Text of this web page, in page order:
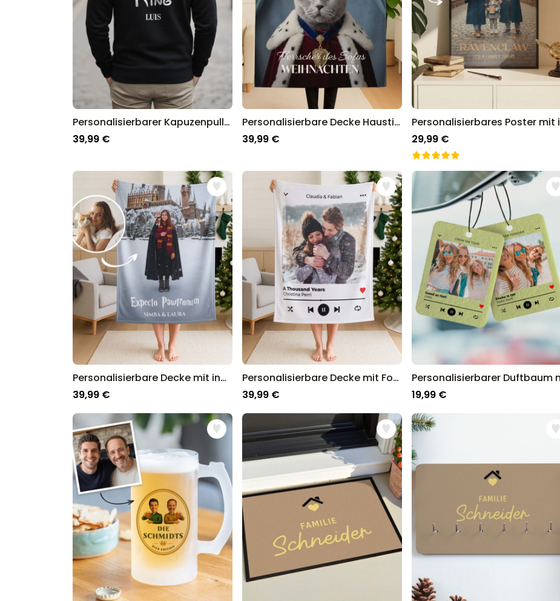
Personalisierbarer Kapuzenpullover mit Text
39,99 €
Personalisierbare Decke Haustier mit Kostüm
39,99 €
29,99 €
Personalisierbare Decke mit individuellem Zauberdesign
39,99 €
Personalisierbare Decke mit Foto und Song
39,99 €
19,99 €